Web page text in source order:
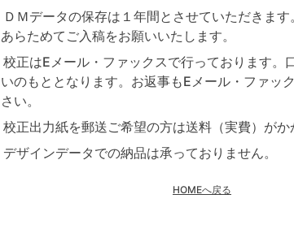
ＤＭデータの保存は１年間とさせていただきま
あらためてご入稿をお願いいたします。
校正はEメール・ファックスで行っております。
いのもととなります。お返事もEメール・ファッ
さい。
校正出力紙を郵送ご希望の方は送料（実費）がか
デザインデータでの納品は承っておりません。
HOMEへ戻る